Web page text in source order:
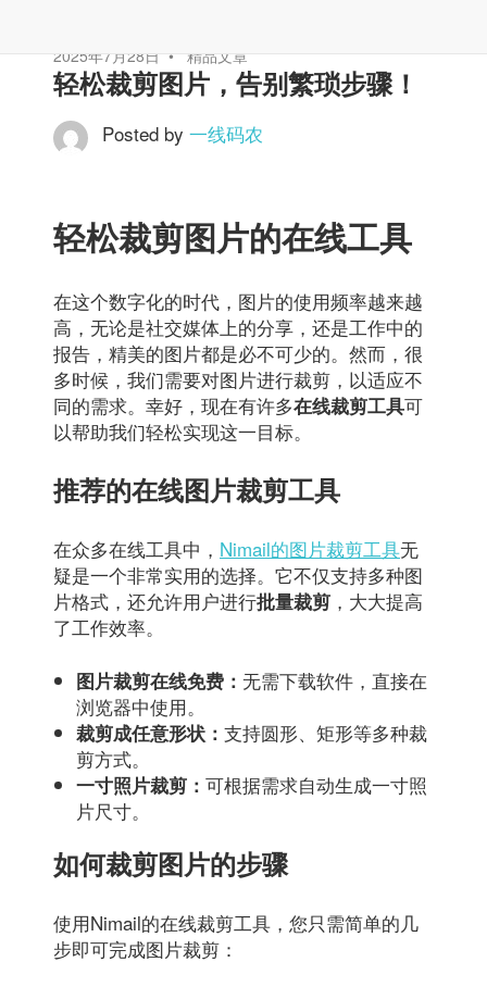
2025年7月28日 精品文章
轻松裁剪图片，告别繁琐步骤！
Posted by 一线码农
轻松裁剪图片的在线工具
在这个数字化的时代，图片的使用频率越来越
高，无论是社交媒体上的分享，还是工作中的
报告，精美的图片都是必不可少的。然而，很
多时候，我们需要对图片进行裁剪，以适应不
同的需求。幸好，现在有许多在线裁剪工具可
以帮助我们轻松实现这一目标。
推荐的在线图片裁剪工具
在众多在线工具中， Nimail的图片裁剪工具无
疑是一个非常实用的选择。它不仅支持多种图
片格式，还允许用户进行批量裁剪 ，大大提高
了工作效率。
图片裁剪在线免费：无需下载软件，直接在
浏览器中使用。
裁剪成任意形状：支持圆形、矩形等多种裁
剪方式。
一寸照片裁剪：可根据需求自动生成一寸照
片尺寸。
如何裁剪图片的步骤
使用Nimail的在线裁剪工具，您只需简单的几
步即可完成图片裁剪：